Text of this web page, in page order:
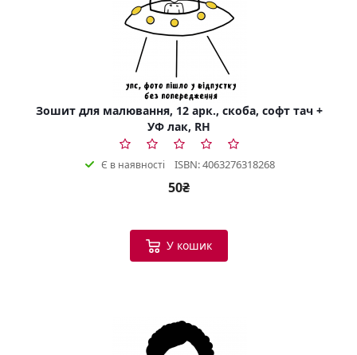
Зошит для малювання, 12 арк., скоба, софт тач +
УФ лак, RH
Є в наявності ISBN: 4063276318268
50₴
У кошик